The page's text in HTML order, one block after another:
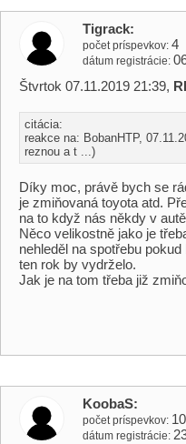
Tigrack
počet príspevkov 4
dátum registrácie
Štvrtok 07.11.2019 21:39,
citácia:
reakce na: BobanHTP,
reznou a t ...)
Díky moc, právě bych se
je zmiňovaná toyota atd.
na to když nás někdy v
Něco velikostně jako je
nehleděl na spotřebu
ten rok by vydrželo.
Jak je na tom třeba již
KoobaS
počet príspevkov
dátum registrácie